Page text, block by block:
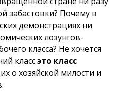
забастовки? Почему в
демонстрациях ни
лозунгов-
класса? Не хочется
классэто класс
о хозяйской милости и